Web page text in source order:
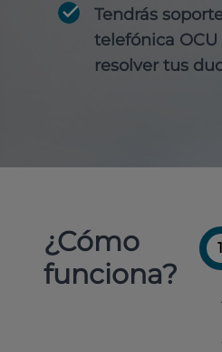
Tendrás
telefónica
resolver tus
¿Cómo
funciona?
1